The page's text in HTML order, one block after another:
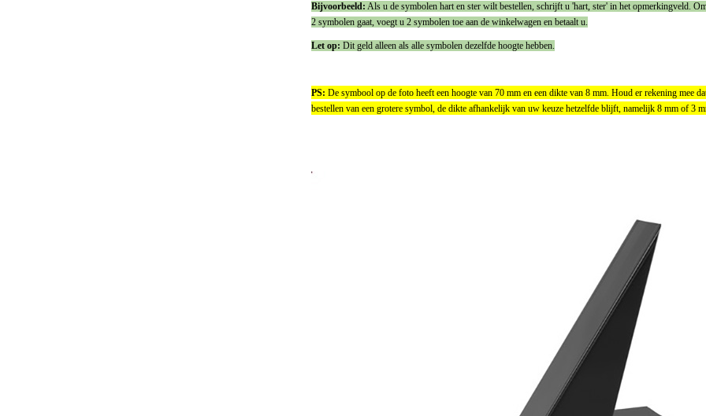
Bijvoorbeeld: Als u de symbolen hart en ster wilt bestellen, schrijft u 'hart, ster' in het opmerkingveld.
2 symbolen gaat, voegt u 2 symbolen toe aan de winkelwagen en betaalt u.
Let op: Dit geld alleen als alle symbolen dezelfde hoogte hebben.
PS: De symbool op de foto heeft een hoogte van 70 mm en een dikte van 8 mm. Houd er rekening mee
bestellen van een grotere symbol, de dikte afhankelijk van uw keuze hetzelfde blijft, namelijk 8 mm of 3